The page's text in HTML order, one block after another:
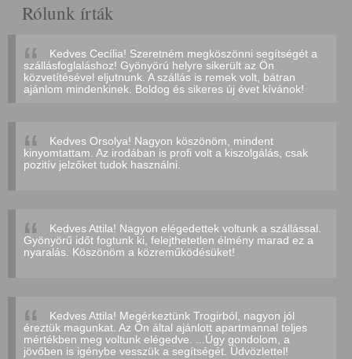
Rólunk írták
Kedves Cecília! Szeretném megköszönni segítségét a
szállásfoglaláshoz! Gyönyörú helyre sikerült az Ön
közvetítésével eljutnunk. A szállás is remek volt, bátran
ajánlom mindenkinek. Boldog és sikeres új évet kívánok!
Kedves Orsolya! Nagyon köszönöm, mindent
kinyomtattam. Az irodában is profi volt a kiszolgálás, csak
pozitív jelzőket tudok használni.
Kedves Attila! Nagyon elégedettek voltunk a szállással.
Gyönyörű időt fogtunk ki, felejthetetlen élmény marad ez a
nyaralás. Köszönöm a közreműködésüket!
Kedves Attila! Megérkeztünk Trogirból, nagyon jól
éreztük magunkat. Az Ön által ajánlott apartmannal teljes
mértékben meg voltunk elégedve. ...Úgy gondolom, a
jövőben is igénybe vesszük a segítségét. Üdvözlettel!